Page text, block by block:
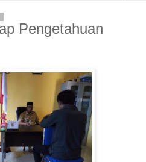
Pengetahuan